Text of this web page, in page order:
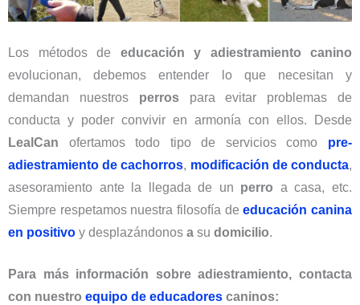
Los métodos de educación y adiestramiento canino
evolucionan, debemos entender lo que necesitan y
demandan nuestros perrospara evitar problemas de
conducta y poder convivir en armonía con ellos. Desde
LealCan ofertamos todo tipo de servicios como pre-
adiestramiento de cachorros, modificación de conducta,
asesoramiento ante la llegada de un perro a casa, etc.
Siempre respetamos nuestra filosofía deeducación canina
en positivo y desplazándonos a su domicilio.
Para más información sobre adiestramiento, contacta
con nuestro equipo de educadores caninos: